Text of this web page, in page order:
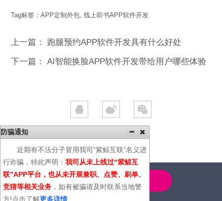
Tag标签：APP定制外包,线上听书APP软件开发
上一篇： 跑腿预约APP软件开发具有什么好处
下一篇：AI智能换脸APP软件开发带给用户哪些体验
4000-600-366
防骗通知
近期有不法分子冒用我司“紫鲸互联”名义进
行诈骗，特此声明： 我司从未上线过“紫鲸互
联”APP平台，也从未开展兼职、点赞、刷单、
竞猜等相关业务 ，如有被骗请及时联系当地警
方!点击了解更多详情